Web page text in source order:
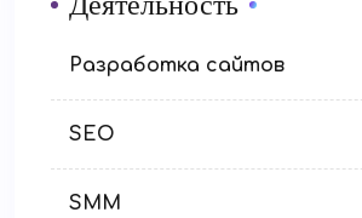
Разработка сайтов
SEO
SMM